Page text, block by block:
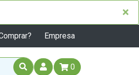
×
×
Empresa
0